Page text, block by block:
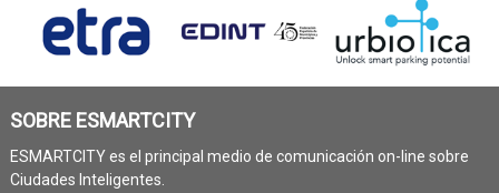
SOBRE ESMARTCITY
ESMARTCITY es el principal medio de comunicación on-line sobre
Ciudades Inteligentes.